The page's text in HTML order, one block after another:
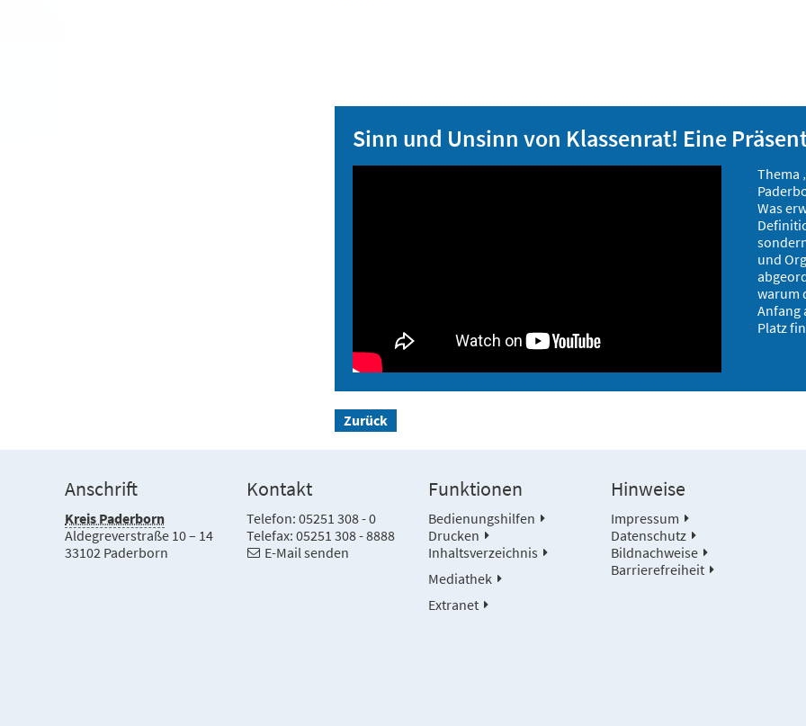
Sinn und Unsinn von Klassenrat! Eine
Thema
Was
und
warum
Anfang
Platz
Zurück
Anschrift
Kreis Paderborn
Aldegreverstraße 10 – 14
33102 Paderborn
Kontakt
Telefon: 05251 308 - 0
Telefax: 05251 308 - 8888
E-Mail senden
Funktionen
Bedienungshilfen
Drucken
Inhaltsverzeichnis
Mediathek
Extranet
Hinweise
Impressum
Datenschutz
Bildnachweise
Barrierefreiheit